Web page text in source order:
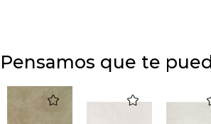
Pensamos que te
favorite